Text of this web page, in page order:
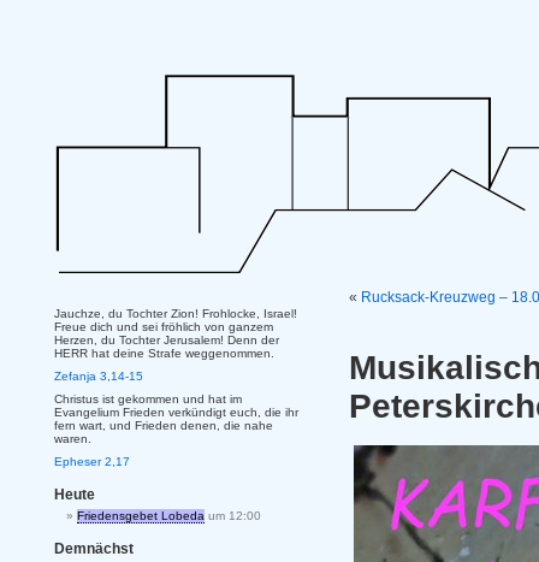
« Rucksack-Kreuzweg –
Jauchze, du Tochter Zion! Frohlocke, Israel!
Freue dich und sei fröhlich von ganzem
Herzen, du Tochter Jerusalem! Denn der
HERR hat deine Strafe weggenommen.
Zefanja 3,14-15
Christus ist gekommen und hat im
Evangelium Frieden verkündigt euch, die ihr
fern wart, und Frieden denen, die nahe
waren.
Epheser 2,17
Heute
Friedensgebet Lobeda um 12:00
Demnächst